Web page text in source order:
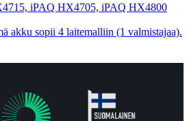
iPAQ HX4705, iPAQ HX4800
akku sopii 4 laitemalliin (1 valmistajaa).